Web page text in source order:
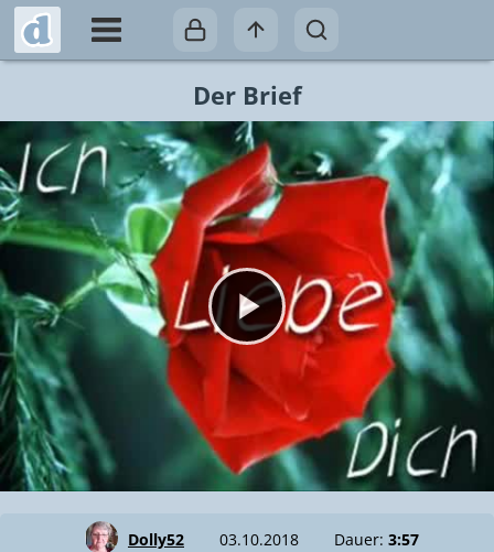
Der Brief
Video abspielen
Dolly52 03.10.2018 Dauer: 3:57